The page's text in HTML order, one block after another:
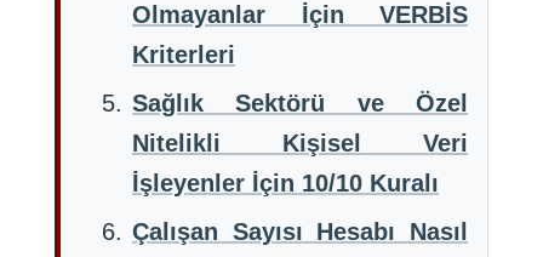
Olmayanlar İçin VERBİS
Kriterleri
Sağlık Sektörü ve Özel
Nitelikli Kişisel Veri
İşleyenler İçin 10/10 Kuralı
Çalışan Sayısı Hesabı Nasıl